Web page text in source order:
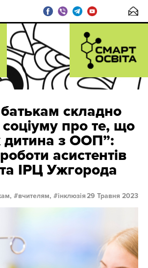
батькам складно
про те, що
дитина з ООП”:
асистентів
ІРЦ Ужгорода
вчителям, інклюзія29 Травня 2023